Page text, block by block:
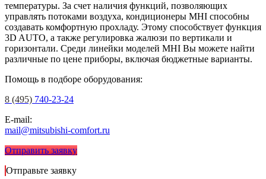
температуры. За счет наличия функций, позволяющих
управлять потоками воздуха, кондиционеры MHI способны
создавать комфортную прохладу. Этому способствует функция
3D AUTO, а также регулировка жалюзи по вертикали и
горизонтали. Среди линейки моделей MHI Вы можете найти
различные по цене приборы, включая бюджетные варианты.
Помощь в подборе оборудования:
8 (495) 740-23-24
E-mail:
mail@mitsubishi-comfort.ru
Отправить заявку
Отправьте заявку